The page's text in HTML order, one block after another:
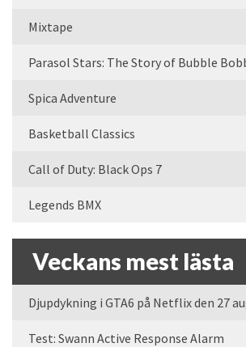
Mixtape
Parasol Stars: The Story of Bubble
Spica Adventure
Basketball Classics
Call of Duty: Black Ops 7
Legends BMX
Veckans mest lästa
Djupdykning i GTA6 på Netflix den 27
Test: Swann Active Response Alarm